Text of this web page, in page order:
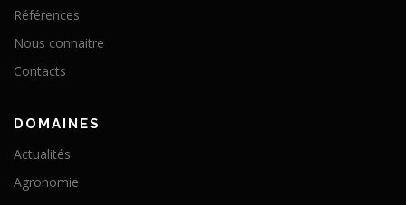
Références
Nous connaitre
Contacts
DOMAINES
Actualités
Agronomie